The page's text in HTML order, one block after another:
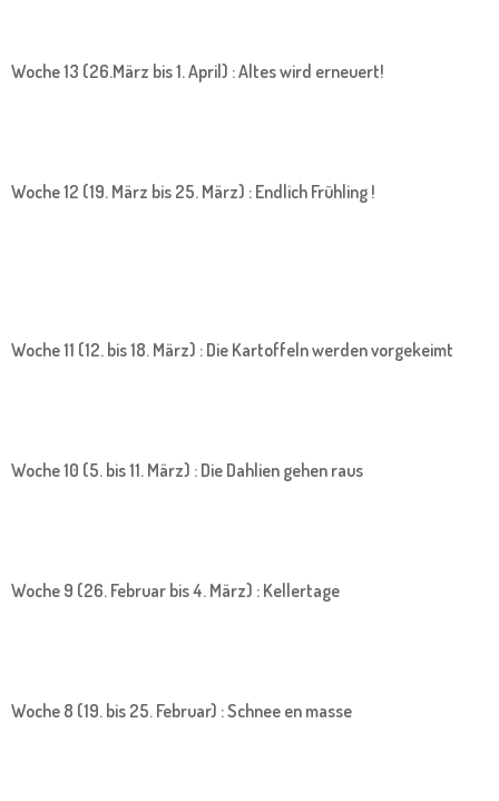
Woche 13 (26.März bis 1. April) : Altes wird erneuert!
Woche 12 (19. März bis 25. März) : Endlich Frühling !
Woche 11 (12. bis 18. März) : Die Kartoffeln werden vorgekeimt
Woche 10 (5. bis 11. März) : Die Dahlien gehen raus
Woche 9 (26. Februar bis 4. März) : Kellertage
Woche 8 (19. bis 25. Februar) : Schnee en masse